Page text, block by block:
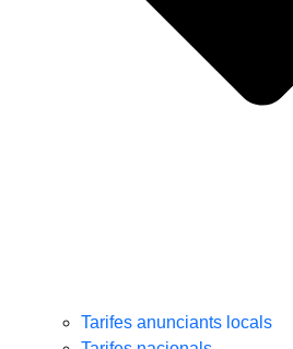
Tarifes anunciants locals